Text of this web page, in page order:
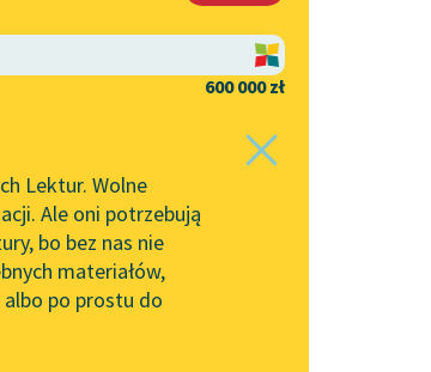
Kontakt
O projekcie
Zasady wykorzystania
Wolnych Lektur
Logotypy
Materiały promocyjne
600 000 zł
Lektur. Wolne
Ale oni potrzebują
bo bez nas nie
materiałów,
po prostu do